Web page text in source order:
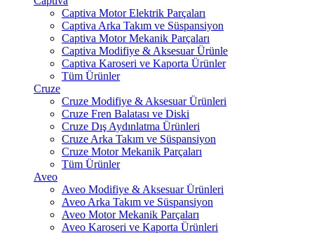
Captiva Motor Elektrik Parçaları
Captiva Arka Takım ve Süspansiyon
Captiva Motor Mekanik Parçaları
Captiva Modifiye & Aksesuar Ürünle
Captiva Karoseri ve Kaporta Ürünler
Tüm Ürünler
Cruze
Cruze Modifiye & Aksesuar Ürünleri
Cruze Fren Balatası ve Diski
Cruze Dış Aydınlatma Ürünleri
Cruze Arka Takım ve Süspansiyon
Cruze Motor Mekanik Parçaları
Tüm Ürünler
Aveo
Aveo Modifiye & Aksesuar Ürünleri
Aveo Arka Takım ve Süspansiyon
Aveo Motor Mekanik Parçaları
Aveo Karoseri ve Kaporta Ürünleri